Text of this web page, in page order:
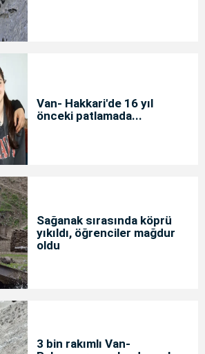
Van- Hakkari'de 16 yıl
önceki patlamada...
Sağanak sırasında köprü
yıkıldı, öğrenciler mağdur
oldu
3 bin rakımlı Van-